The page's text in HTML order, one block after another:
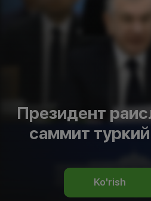
Президент
саммит
Ko'rish